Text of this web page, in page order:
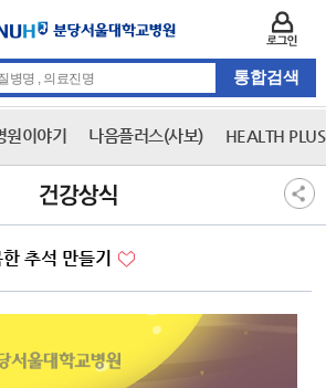
원이야기 나음플러스(사보) HEALTH
건강상식
추석 만들기